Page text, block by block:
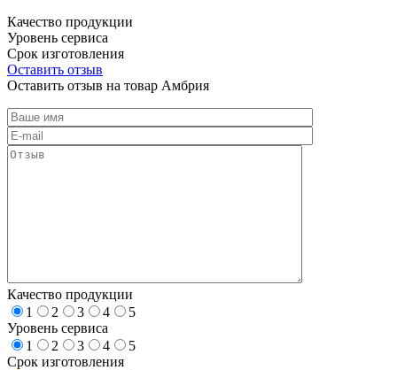
Качество продукции
Уровень сервиса
Срок изготовления
Оставить отзыв
Оставить отзыв на товар Амбрия
Качество продукции
1
2 3 4
5
Уровень сервиса
1
2 3 4
5
Срок изготовления